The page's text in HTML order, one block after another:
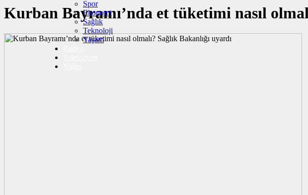
CANLI SONUÇLAR
HABER GÖNDER
BURÇLAR
İLETİŞİM
Spor
Ekonomi
Sağlık
Teknoloji
Yaşam
Kurban Bayramı’nda et tüketimi nasıl